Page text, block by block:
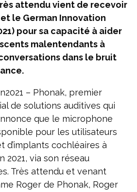
attendu vient de recevoir
et le German Innovation
pour sa capacité à aider
malentendants à
dans le bruit
– Phonak, premier
de solutions auditives qui
que le microphone
pour les utilisateurs
d’implants cochléaires à
2021, via son réseau
Très attendu et venant
Roger de Phonak, Roger